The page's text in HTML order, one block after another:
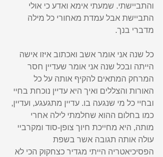
והתביישתי. שמעתי אימא ואדע כי אולי
התביישת אבל עמדת מאחורי כל מילה
מדברי בנך.
כל שנה אני אומר אשב ואכתוב איזו אישה
הייתה ובכל שנה אני אומר שעדיין חסר
המרחק המתאים להקיף אותה על כל
האורות והצללים ואיך היא עדיין נוכחת בחיי
ובחיי כל מי שנגעה בו. עדיין מתגעגע, ועדיין,
כמו בחלום ההוא שחלמתי לילה אחרי
מותה, היא מחייכת חיוך צופן-סוד ומקרביי
עולה אותה תגובה אשר בשפת
הפסיכיאטריה הייתי מגדיר כצחקוק הכי לא